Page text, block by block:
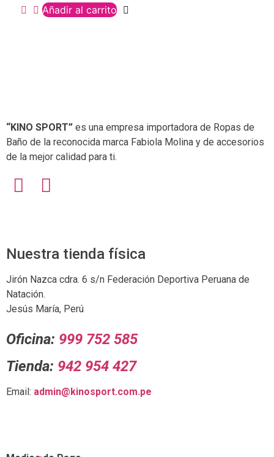
Añadir al carrito
“KINO SPORT” es una empresa importadora de Ropas de
Baño de la reconocida marca Fabiola Molina y de accesorios
de la mejor calidad para ti.
Nuestra tienda física
Jirón Nazca cdra. 6 s/n Federación Deportiva Peruana de
Natación.
Jesús María, Perú
Oficina: 999 752 585
Tienda: 942 954 427
Email: admin@kinosport.com.pe